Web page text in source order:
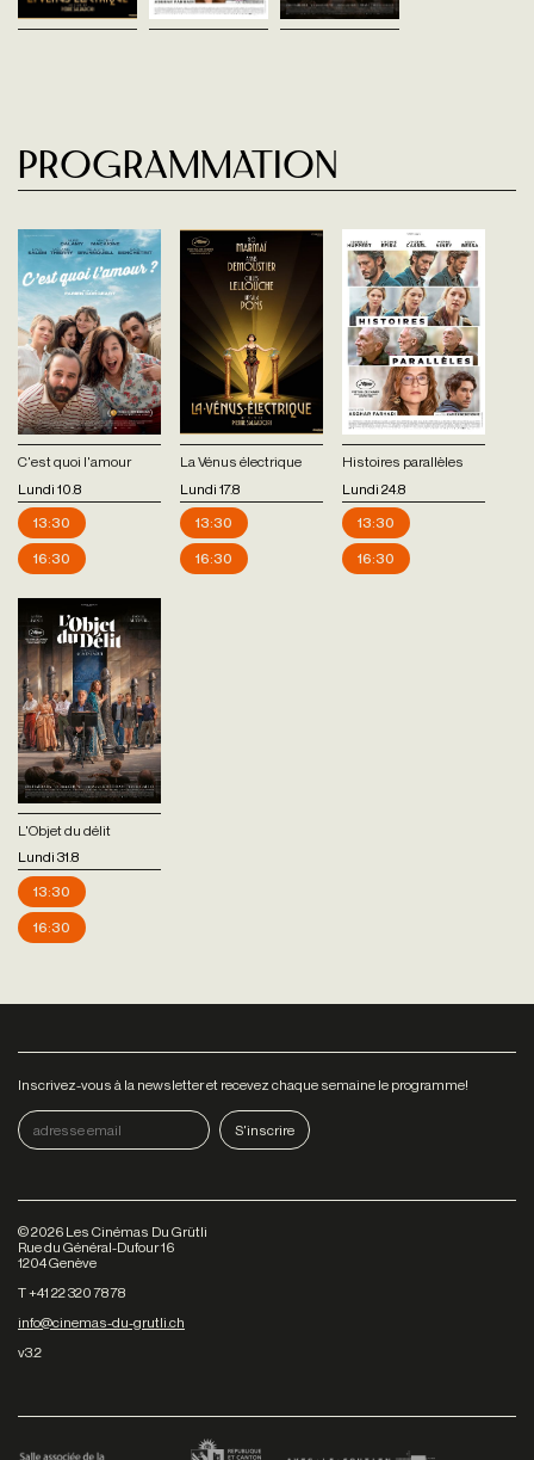
Programmation
C'est quoi l'amour
Lundi 10.8
13:30
16:30
La Vénus électrique
Lundi 17.8
13:30
16:30
Histoires parallèles
Lundi 24.8
13:30
16:30
L'Objet du délit
Lundi 31.8
13:30
16:30
Inscrivez-vous à la newsletter et recevez chaque semaine le programme!
©2026 Les Cinémas Du Grütli
Rue du Général-Dufour 16
1204 Genève
T +41 22 320 78 78
info@cinemas-du-grutli.ch
v3.2